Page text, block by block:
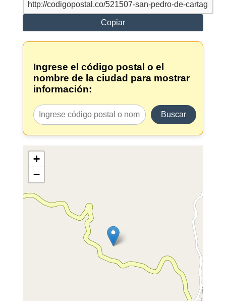
Copiar
Ingrese el código postal o el
nombre de la ciudad para mostrar
información:
Buscar
+
−